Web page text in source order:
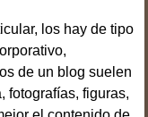
los hay de tipo
de un blog suelen
fotografías, figuras,